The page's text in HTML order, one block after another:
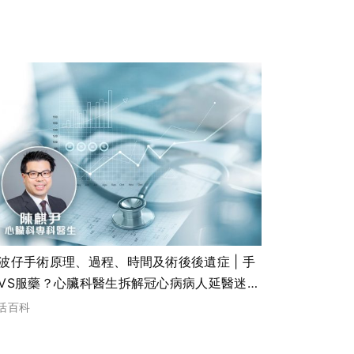
仔手術原理、過程、時間及術後後遺症 | 手
服藥？心臟科醫生拆解冠心病病人延醫迷思
支架助血管愈合減復發
百科